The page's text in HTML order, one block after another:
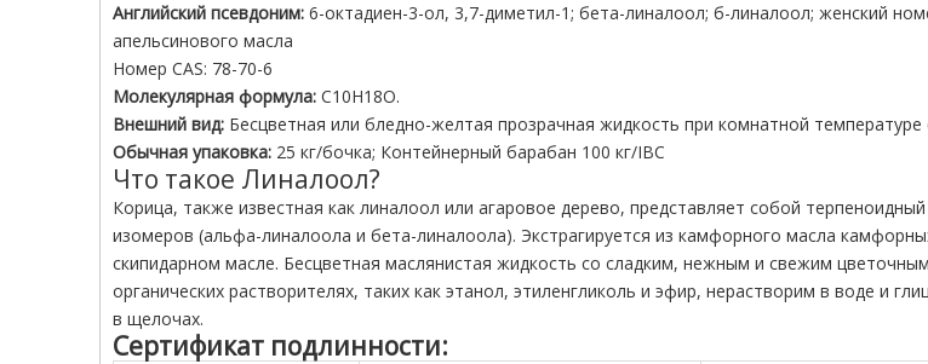
Английский псевдоним: 6-октадиен-3-ол, 3,7-диметил-1; бета-линалоол; б-линалоол; женский
апельсинового масла
Номер CAS: 78-70-6
Молекулярная формула: C10H18O.
Внешний вид: Бесцветная или бледно-желтая прозрачная жидкость при комнатной
Обычная упаковка: 25 кг/бочка; Контейнерный барабан 100 кг/IBC
Что такое Линалоол?
Корица, также известная как линалоол или агаровое дерево, представляет собой
изомеров (альфа-линалоола и бета-линалоола). Экстрагируется из камфорного масла
скипидарном масле. Бесцветная маслянистая жидкость со сладким, нежным и свежим
органических растворителях, таких как этанол, этиленгликоль и эфир, нерастворим в воде и
в щелочах.
Сертификат подлинности: